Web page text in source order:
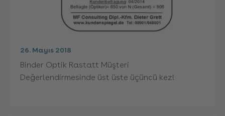
26. Mayıs 2018
Binder Optik Rastatt Müşteri
Değerlendirmesinde üst üste üçüncü kez!